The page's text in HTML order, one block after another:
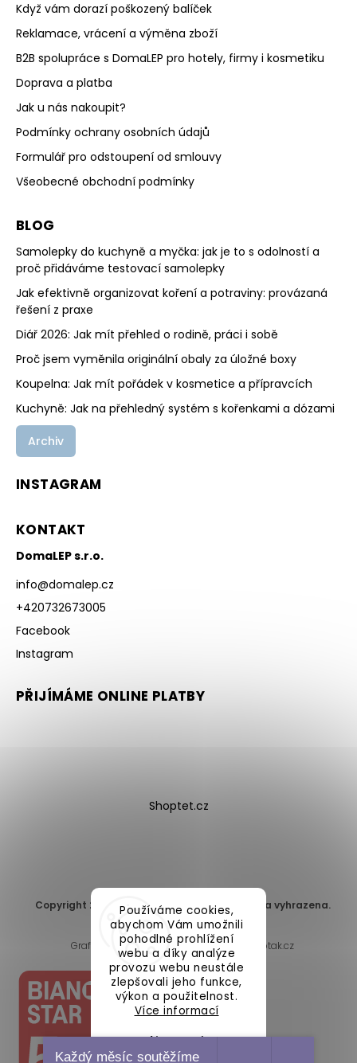
Používáme cookies,
abychom Vám umožnili
pohodlné prohlížení
webu a díky analýze
provozu webu neustále
zlepšovali jeho funkce,
výkon a použitelnost.
Více informací
Nastavení
Když vám dorazí poškozený balíček
Reklamace, vrácení a výměna zboží
B2B spolupráce s DomaLEP pro hotely, firmy i kosmetiku
Doprava a platba
Jak u nás nakoupit?
Podmínky ochrany osobních údajů
Formulář pro odstoupení od smlouvy
Všeobecné obchodní podmínky
BLOG
Samolepky do kuchyně a myčka: jak je to s odolností a
proč přidáváme testovací samolepky
Jak efektivně organizovat koření a potraviny: provázaná
řešení z praxe
Diář 2026: Jak mít přehled o rodině, práci i sobě
Proč jsem vyměnila originální obaly za úložné boxy
Koupelna: Jak mít pořádek v kosmetice a přípravcích
Kuchyně: Jak na přehledný systém s kořenkami a dózami
Archiv
INSTAGRAM
KONTAKT
DomaLEP s.r.o.
info@domalep.cz
+420732673005
Facebook
Instagram
PŘIJÍMÁME ONLINE PLATBY
Shoptet.cz
Copyright 2026 DomaLEP s.r.o. . Všechna práva vyhrazena.
Upravit nastavení cookies
Grafický návrh vytvořil a nakódoval
Shoptak.cz
Každý měsíc soutěžíme